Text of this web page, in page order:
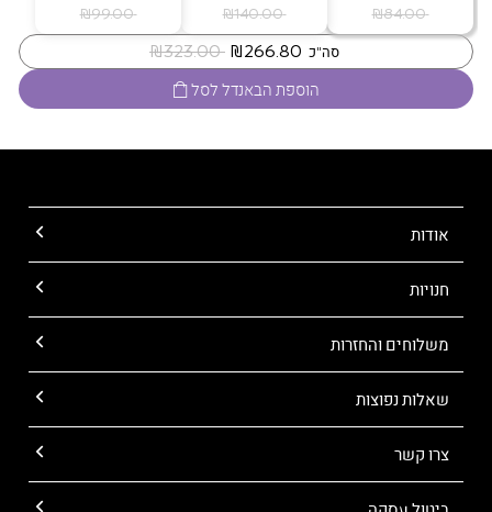
‏ ₪84.00
‏ ₪140.00
‏ ₪99.00
סה"כ ‏ ₪323.00
הוספת הבאנדל לסל
אודות
חנויות
משלוחים והחזרות
שאלות נפוצות
צרו קשר